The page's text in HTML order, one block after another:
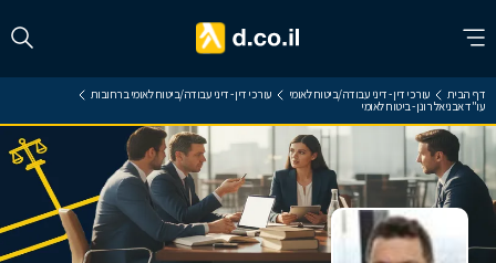
דף הבית עורכי דין - דיני עבודה/ביטוח לאומי עורכי דין - דיני עבודה/ביטוח לאומי ברחובות
עו"ד אבניאל רונן - ביטוח לאומי